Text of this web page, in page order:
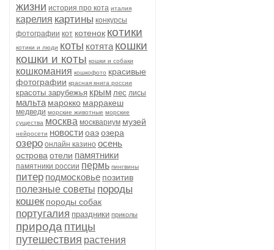
жизни история про кота италия
карелия картины конкурсы
фотографии кот котенок котики
котики и люди коты котята кошки
кошки и коты кошки и собаки
кошкомания кошкофото красивые
фотографии красная книга россии
красоты зарубежья крым лес лисы
мальта марокко марракеш
медведи морские животные морские
существа москва москвариум музей
нейросети новостиоаэозера
озеро онлайн казино осень
острова отели памятники
памятники россии пермь пингвины
питер подмосковье позитив
полезные советы породы
кошек породы собак
португалия праздники приколы
природа птицы
путешествия растения